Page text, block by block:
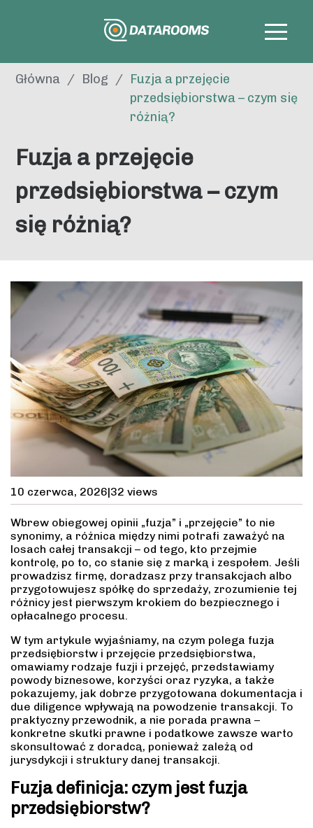
Główna / Blog / Fuzja a przejęcie
przedsiębiorstwa – czym się
różnią?
Fuzja a przejęcie
przedsiębiorstwa – czym
się różnią?
10 czerwca, 2026|32 views
Wbrew obiegowej opinii „fuzja” i „przejęcie” to nie
synonimy, a różnica między nimi potrafi zaważyć na
losach całej transakcji – od tego, kto przejmie
kontrolę, po to, co stanie się z marką i zespołem. Jeśli
prowadzisz firmę, doradzasz przy transakcjach albo
przygotowujesz spółkę do sprzedaży, zrozumienie tej
różnicy jest pierwszym krokiem do bezpiecznego i
opłacalnego procesu.
W tym artykule wyjaśniamy, na czym polega fuzja
przedsiębiorstw i przejęcie przedsiębiorstwa,
omawiamy rodzaje fuzji i przejęć, przedstawiamy
powody biznesowe, korzyści oraz ryzyka, a także
pokazujemy, jak dobrze przygotowana dokumentacja i
due diligence wpływają na powodzenie transakcji. To
praktyczny przewodnik, a nie porada prawna –
konkretne skutki prawne i podatkowe zawsze warto
skonsultować z doradcą, ponieważ zależą od
jurysdykcji i struktury danej transakcji.
Fuzja definicja: czym jest fuzja
przedsiębiorstw?